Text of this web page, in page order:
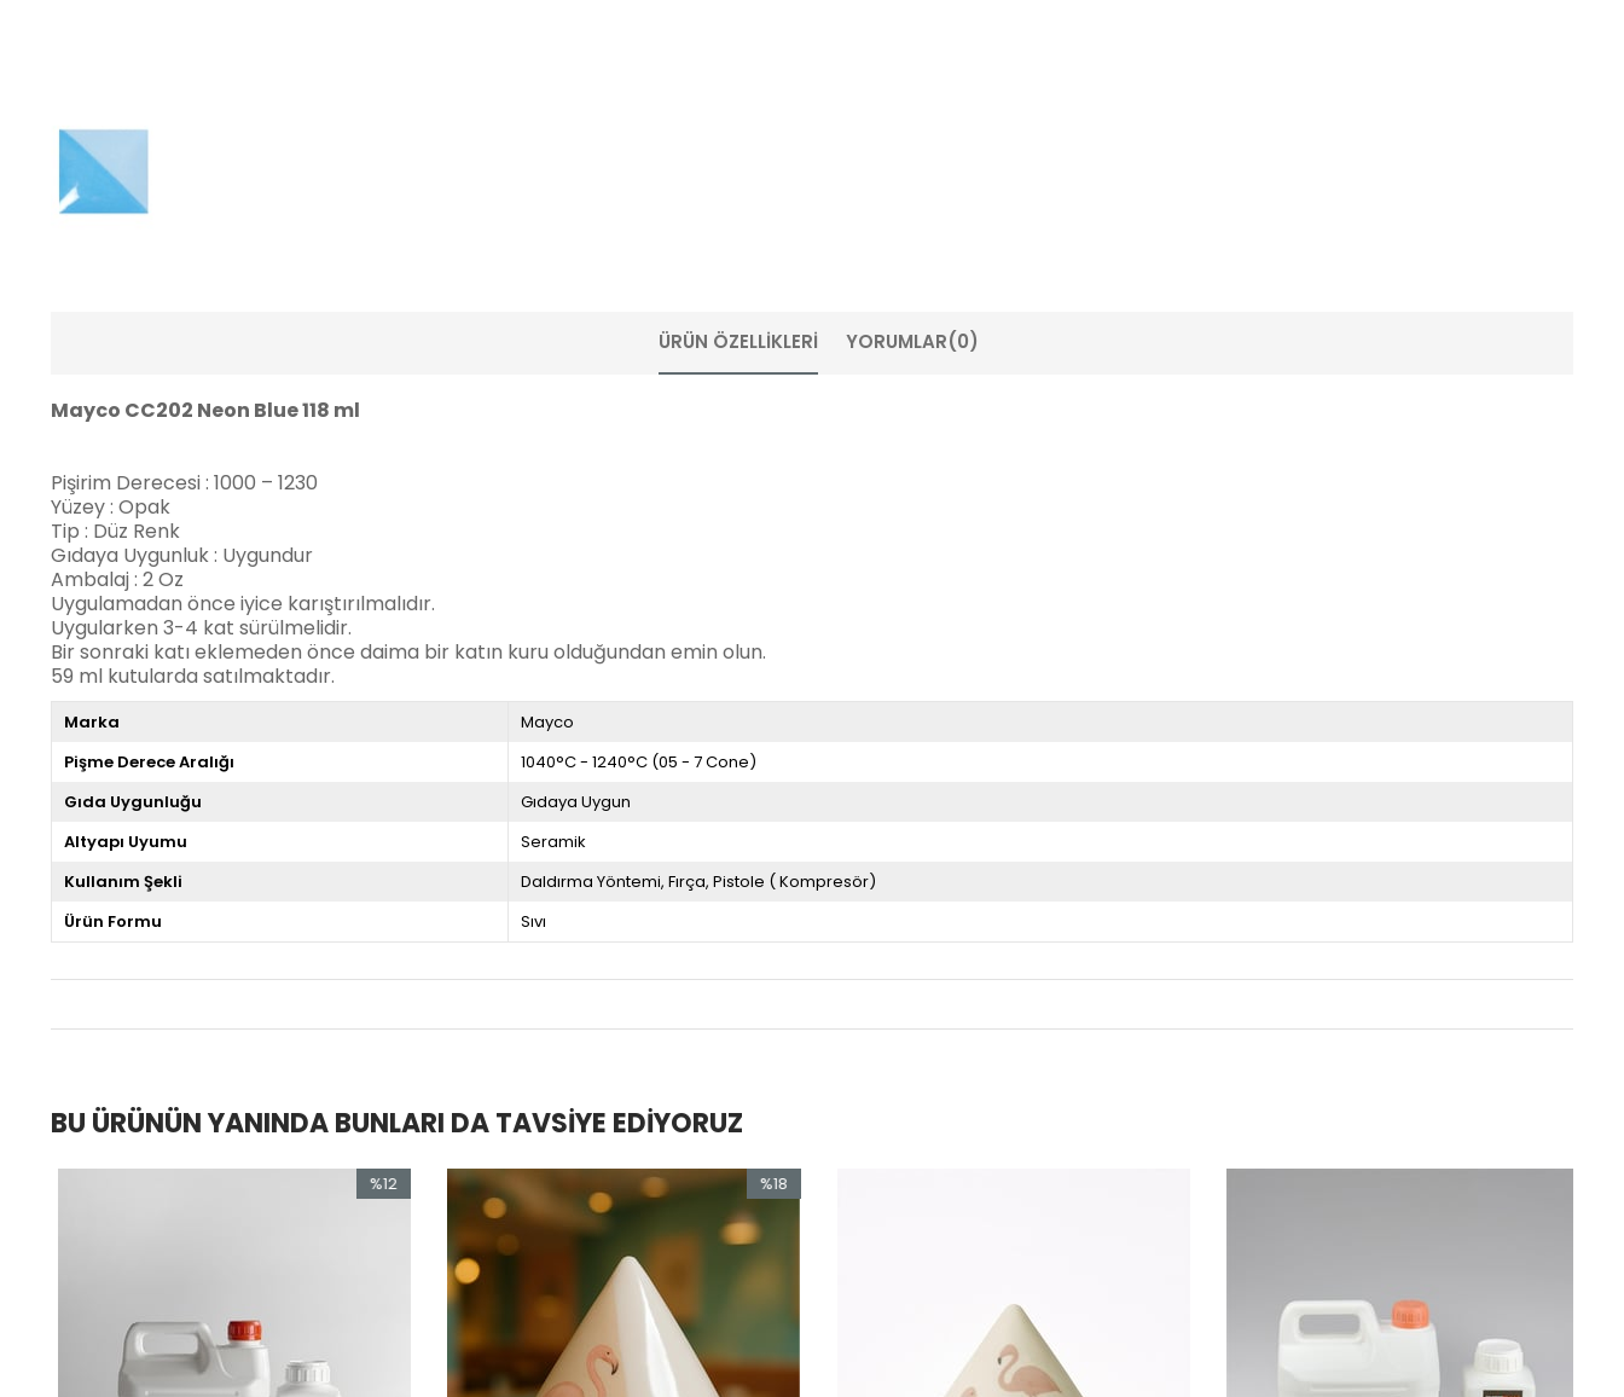
ÜRÜN ÖZELLIKLERI YORUMLAR(0)
Mayco CC202 Neon Blue 118 ml
Pişirim Derecesi : 1000 – 1230
Yüzey : Opak
Tip : Düz Renk
Gıdaya Uygunluk : Uygundur
Ambalaj : 2 Oz
Uygulamadan önce iyice karıştırılmalıdır.
Uygularken 3-4 kat sürülmelidir.
Bir sonraki katı eklemeden önce daima bir katın kuru olduğundan emin olun.
59 ml kutularda satılmaktadır.
Marka
Mayco
Pişme Derece Aralığı
1040°C - 1240°C (05 - 7 Cone)
Gıda Uygunluğu
Gıdaya Uygun
Altyapı Uyumu
Seramik
Kullanım Şekli
Daldırma Yöntemi Fırça Pistole ( Kompresör)
Ürün Formu
Sıvı
BU ÜRÜNÜN YANINDA BUNLARI DA TAVSIYE EDIYORUZ
İndirim